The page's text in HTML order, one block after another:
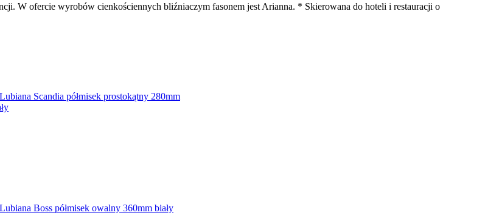
W ofercie wyrobów cienkościennych bliźniaczym fasonem jest Arianna. * Skierowana do hoteli i restauracji o